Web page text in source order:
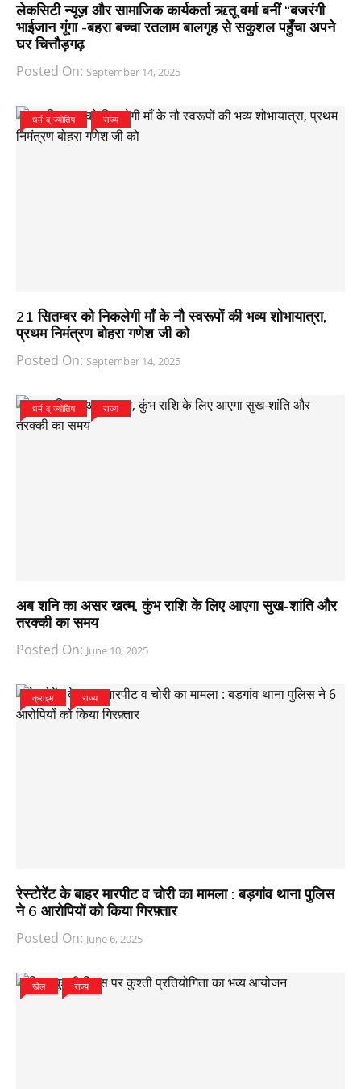
लेकसिटी न्यूज़ और सामाजिक कार्यकर्ता ऋतू वर्मा बनीं “बजरंगी
भाईजान गूंगा -बहरा बच्चा रतलाम बालगृह से सकुशल पहुँचा अपने
घर चित्तौड़गढ़
Posted On: September 14, 2025
धर्म व् ज्योतिष राज्य
21 सितम्बर को निकलेगी माँ के नौ स्वरूपों की भव्य शोभायात्रा,
प्रथम निमंत्रण बोहरा गणेश जी को
Posted On: September 14, 2025
धर्म व् ज्योतिष राज्य
अब शनि का असर खत्म, कुंभ राशि के लिए आएगा सुख-शांति और
तरक्की का समय
Posted On: June 10, 2025
क्राइम राज्य
रेस्टोरेंट के बाहर मारपीट व चोरी का मामला : बड़गांव थाना पुलिस
ने 6 आरोपियों को किया गिरफ़्तार
Posted On: June 6, 2025
खेल राज्य